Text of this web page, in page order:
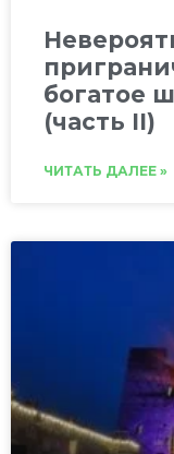
богатое
(часть II)
ЧИТАТЬ ДАЛЕЕ »